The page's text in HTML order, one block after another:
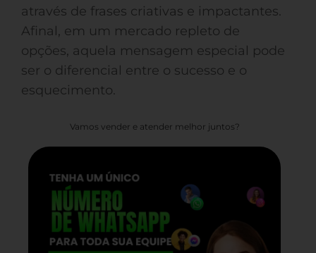
através de frases criativas e impactantes.
Afinal, em um mercado repleto de
opções, aquela mensagem especial pode
ser o diferencial entre o sucesso e o
esquecimento.
Vamos vender e atender melhor juntos?